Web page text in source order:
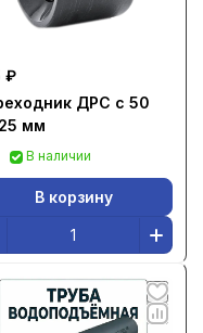
₽
ДРС с 50
мм
В наличии
В корзину